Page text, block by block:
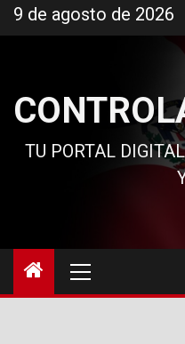
al
9 de agosto de 2026
TU PORTAL
principal